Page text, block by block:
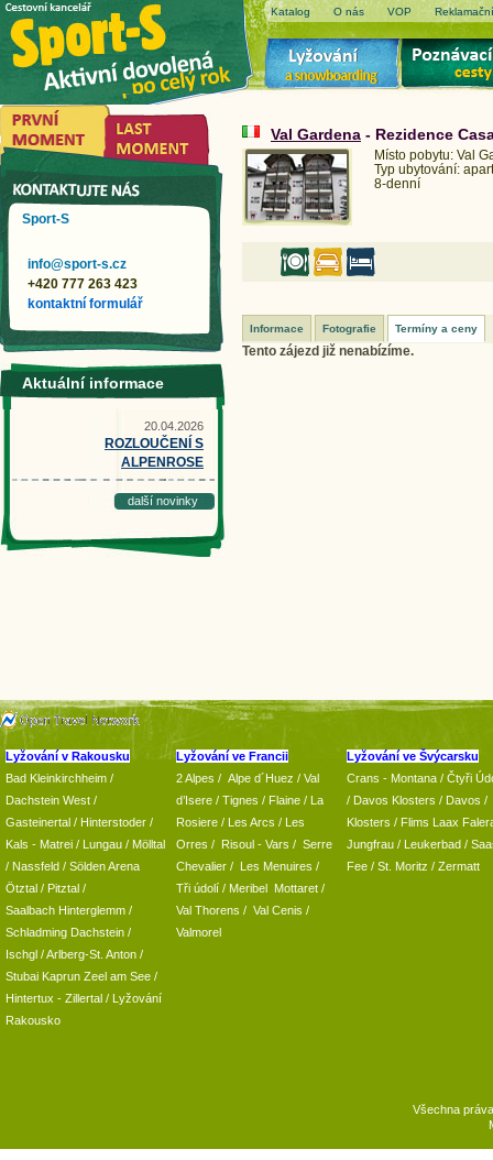
Katalog O nás VOP
Val Gardena - Rezidence
Místo pobytu: Val
Typ ubytování:
8-denní
Informace Fotografie Termíny a ceny
Tento zájezd již nenabízíme.
Sport-S
info@sport-s.cz
+420 777 263 423
kontaktní formulář
Aktuální informace
20.04.2026
ROZLOUČENÍ S
ALPENROSE
další novinky
Lyžování v Rakousku
Bad Kleinkirchheim /
Dachstein West /
Gasteinertal / Hinterstoder /
Kals - Matrei / Lungau / Mölltal
/ Nassfeld / Sölden Arena
Ötztal / Pitztal /
Saalbach Hinterglemm /
Schladming Dachstein /
Ischgl /Arlberg-St. Anton /
Stubai Kaprun Zeel am See /
Hintertux - Zillertal / Lyžování
Rakousko
Lyžování ve Francii
2 Alpes / Alpe d´Huez / Val
d’Isere / Tignes / Flaine / La
Rosiere / Les Arcs / Les
Orres / Risoul - Vars / Serre
Chevalier / Les Menuires /
Tři údolí / Meribel Mottaret /
Val Thorens / Val Cenis /
Valmorel
Lyžování ve Švýcarsku
Crans - Montana / Čtyři
/ Davos Klosters / Davos /
Klosters / Flims Laax
Jungfrau / Leukerbad /
Fee / St. Moritz / Zermatt
Všechna